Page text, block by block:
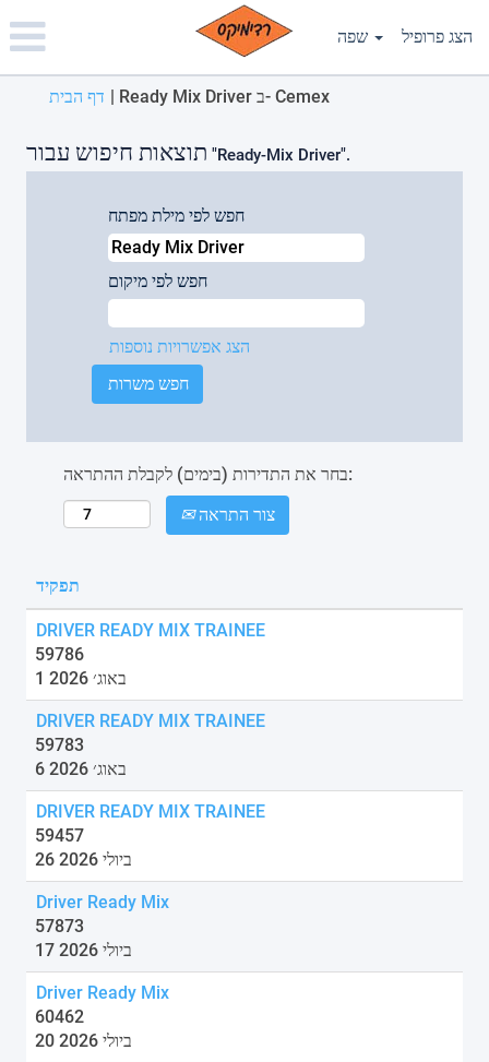
note:
This
website
includes
accessibility
system.
הצג פרופיל
דף הבית | Ready Mix Driver ב- Cemex(דף
תוצאות חיפוש עבור "Ready-Mix Driver".
חפש לפי מילת מפתח
חפש לפי מיקום
הצג אפשרויות נוספות
בחר את התדירות (בימים) לקבלת ההתראה:
צור התראה
תפקיד
DRIVER READY MIX TRAINEE
59786
1 באוג׳ 2026
DRIVER READY MIX TRAINEE
59783
6 באוג׳ 2026
DRIVER READY MIX TRAINEE
59457
26 ביולי 2026
Driver Ready Mix
57873
17 ביולי 2026
Driver Ready Mix
60462
20 ביולי 2026